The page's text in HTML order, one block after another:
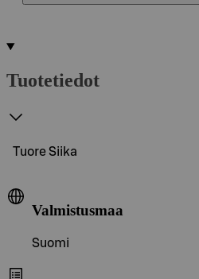
Tuotetiedot
Tuore Siika
Valmistusmaa
Suomi